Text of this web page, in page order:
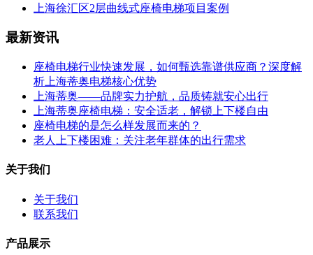
上海徐汇区2层曲线式座椅电梯项目案例
最新资讯
座椅电梯行业快速发展，如何甄选靠谱供应商？深度解
析上海蒂奥电梯核心优势
上海蒂奥——品牌实力护航，品质铸就安心出行
上海蒂奥座椅电梯：安全适老，解锁上下楼自由
座椅电梯的是怎么样发展而来的？
老人上下楼困难：关注老年群体的出行需求
关于我们
关于我们
联系我们
产品展示